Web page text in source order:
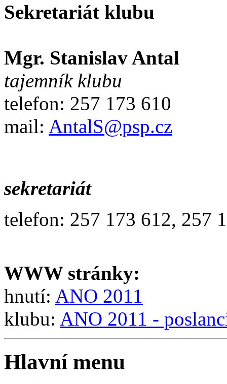
Sekretariát klubu
Mgr. Stanislav Antal
tajemník klubu
telefon: 257 173 610
mail: AntalS@psp.cz
sekretariát
telefon: 257 173 612, 257
WWW stránky:
hnutí: ANO 2011
klubu: ANO 2011 -
Hlavní menu